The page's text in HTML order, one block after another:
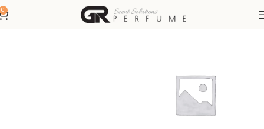
0
מפיצי ריח מפיץ ריח מקלות